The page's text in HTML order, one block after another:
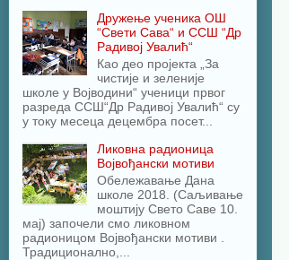
Дружење ученика ОШ
“Свети Сава“ и ССШ “Др
Радивој Увалић“
Као део пројекта „За
чистије и зеленије
школе у Војводини“ ученици првог
разреда ССШ“Др Радивој Увалић“ су
у току месеца децембра посет...
Ликовна радионица
Војвођански мотиви
Обележавање Дана
школе 2018. (Саљивање
моштију Свето Саве 10.
мај) започели смо ликовном
радионицом Војвођански мотиви .
Традиционално,...